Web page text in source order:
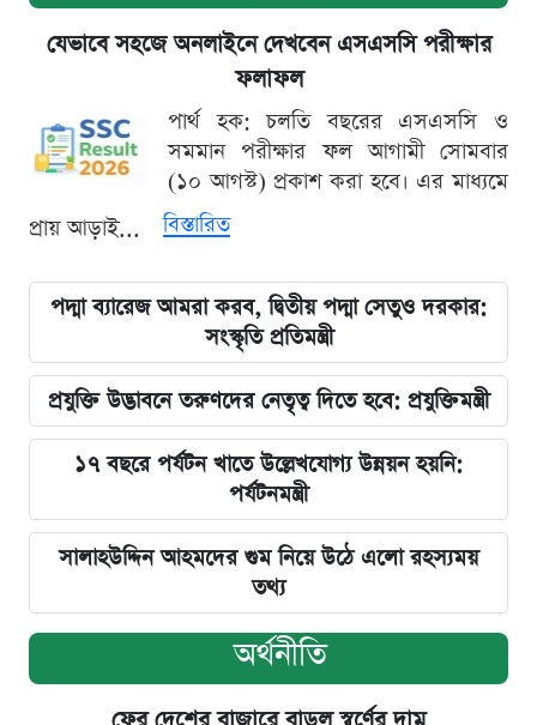
যেভাবে সহজে অনলাইনে দেখবেন এসএসসি পরীক্ষার
ফলাফল
পার্থ হক: চলতি বছরের এসএসসি ও
সমমান পরীক্ষার ফল আগামী সোমবার
(১০ আগস্ট) প্রকাশ করা হবে। এর মাধ্যমে
প্রায় আড়াই...
বিস্তারিত
পদ্মা ব্যারেজ আমরা করব, দ্বিতীয় পদ্মা সেতুও দরকার:
সংস্কৃতি প্রতিমন্ত্রী
প্রযুক্তি উদ্ভাবনে তরুণদের নেতৃত্ব দিতে হবে: প্রযুক্তিমন্ত্রী
১৭ বছরে পর্যটন খাতে উল্লেখযোগ্য উন্নয়ন হয়নি:
পর্যটনমন্ত্রী
সালাহউদ্দিন আহমদের গুম নিয়ে উঠে এলো রহস্যময়
তথ্য
অর্থনীতি